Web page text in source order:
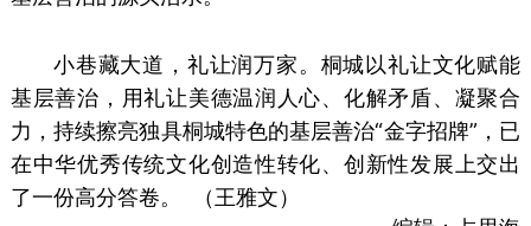
小巷藏大道，礼让润万家。桐城以礼让文化赋能
基层善治，用礼让美德温润人心、化解矛盾、凝聚合
力，持续擦亮独具桐城特色的基层善治“金字招牌”，已
在中华优秀传统文化创造性转化、创新性发展上交出
了一份高分答卷。 （王雅文）